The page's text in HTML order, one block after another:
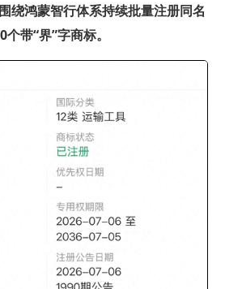
绕鸿蒙智行体系持续批量注册同名
带“界”字商标。